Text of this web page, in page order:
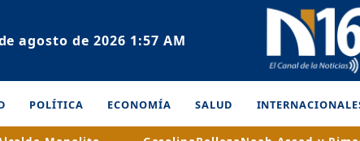
agosto de 2026 1:57 AM
POLÍTICA ECONOMÍA SALUD